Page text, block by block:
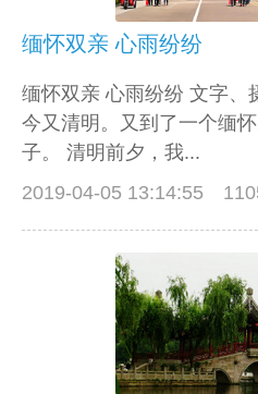
缅怀双亲 心雨纷纷
缅怀双亲 心雨纷纷 文字、
今又清明。又到了一个缅
子。 清明前夕，我...
2019-04-05 13:14:55